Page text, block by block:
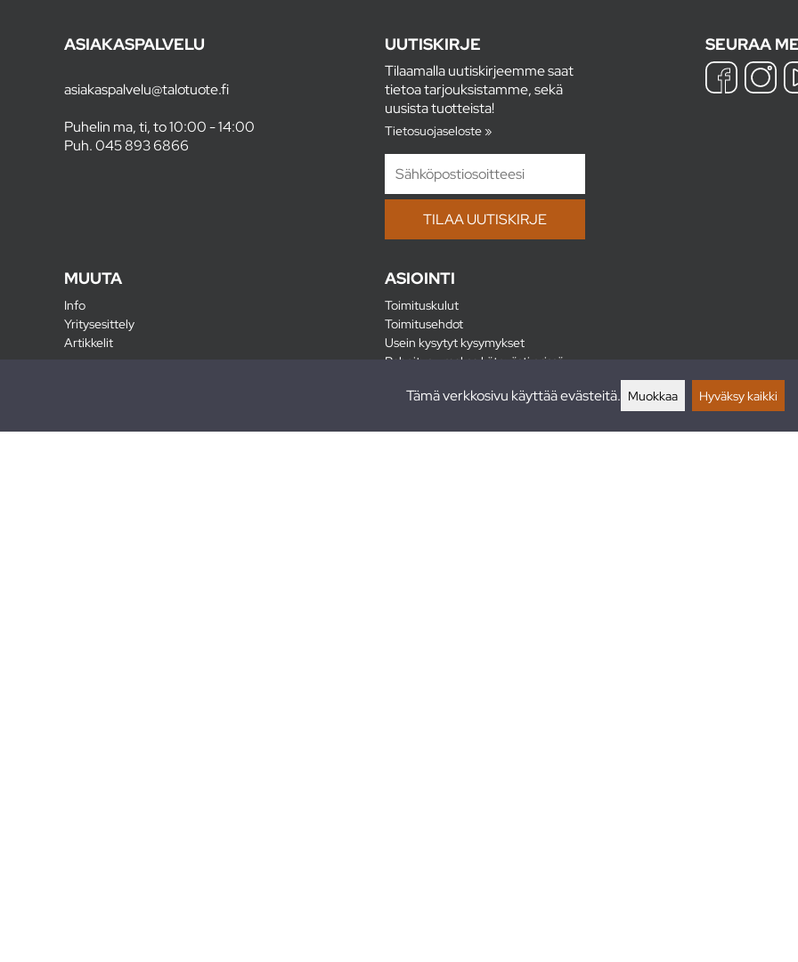
ASIAKASPALVELU
asiakaspalvelu@talotuote.fi
Puhelin ma, ti, to 10:00 - 14:00
Puh.045 893 6866
UUTISKIRJE
Tilaamalla uutiskirjeemme saat
tietoa tarjouksistamme, sekä
uusista tuotteista!
Tietosuojaseloste »
SEURAA
MUUTA
Info
Yritysesittely
Artikkelit
ASIOINTI
Toimituskulut
Toimitusehdot
Usein kysytyt kysymykset
Rahoitus - maksa kätevästi erissä
Tämä verkkosivu käyttää evästeitä. Muokkaa Hyväksy kaikki